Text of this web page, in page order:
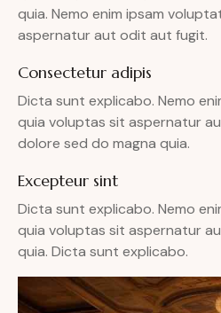
quia. Nemo enim ipsam
aspernatur aut odit aut fugit.
Consectetur adipis
Dicta sunt explicabo. Nemo
quia voluptas sit aspernatur
dolore sed do magna quia.
Excepteur sint
Dicta sunt explicabo. Nemo
quia voluptas sit aspernatur
quia. Dicta sunt explicabo.